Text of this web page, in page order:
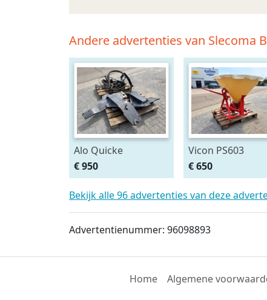
Andere advertenties van Slecoma
Alo Quicke
Voorlader
aanbouwdelen
T6000 Delta
€ 950
Vicon PS603
Pendelstrooier
€ 650
Bekijk alle 96 advertenties van deze
Advertentienummer: 96098893
Home Algemene